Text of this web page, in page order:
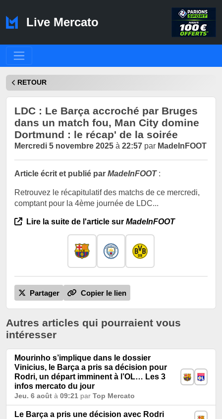
Live Mercato
RETOUR
LDC : Le Barça accroché par Bruges
dans un match fou, Man City domine
Dortmund : le récap' de la soirée
Mercredi 5 novembre 2025 à 22:57 par MadeInFOOT
Article écrit et publié par MadeInFOOT:
Retrouvez le récapitulatif des matchs de ce mercredi,
comptant pour la 4ème journée de LDC...
Lire la suite de l'article sur MadeInFOOT
Partager Copier le lien
Autres articles qui pourraient vous
intéresser
Mourinho s’implique dans le dossier
Vinicius, le Barça a pris sa décision pour
Rodri, un départ imminent à l’OL… Les 3
infos mercato du jour
Jeu. 6 août à 09:21 par Top Mercato
Le Barça a pris une décision avec Rodri